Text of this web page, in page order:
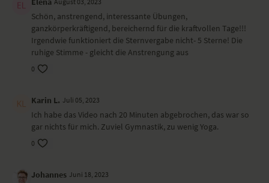
Schön, anstrengend, interessante Übungen,
ganzkörperkräftigend, bereichernd für die kraftvollen Tage!!!
Irgendwie funktioniert die Sternvergabe nicht- 5 Sterne! Die
ruhige Stimme - gleicht die Anstrengung aus
0
Karin L. Juli 05, 2023
Ich habe das Video nach 20 Minuten abgebrochen, das war so
gar nichts für mich. Zuviel Gymnastik, zu wenig Yoga.
0
Johannes Juni 18, 2023